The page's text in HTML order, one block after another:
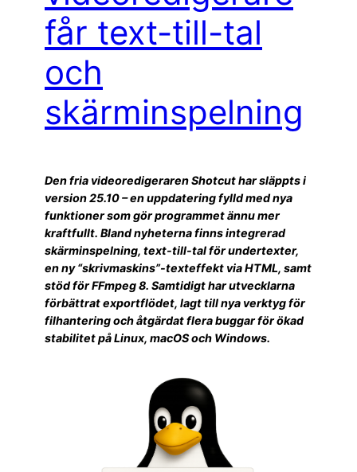
får text-till-tal
och
skärminspelning
Den fria videoredigeraren Shotcut har släppts i
version 25.10 – en uppdatering fylld med nya
funktioner som gör programmet ännu mer
kraftfullt. Bland nyheterna finns integrerad
skärminspelning, text-till-tal för undertexter,
en ny “skrivmaskins”-texteffekt via HTML, samt
stöd för FFmpeg 8. Samtidigt har utvecklarna
förbättrat exportflödet, lagt till nya verktyg för
filhantering och åtgärdat flera buggar för ökad
stabilitet på Linux, macOS och Windows.